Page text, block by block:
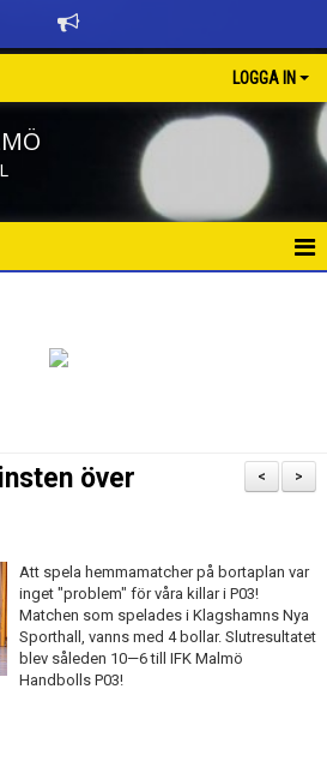
LOGGA IN
>
<
över
Att spela hemmamatcher på bortaplan var
inget "problem" för våra killar i P03!
Matchen som spelades i Klagshamns Nya
Sporthall, vanns med 4 bollar. Slutresultatet
blev såleden 10—6 till IFK Malmö
Handbolls P03!